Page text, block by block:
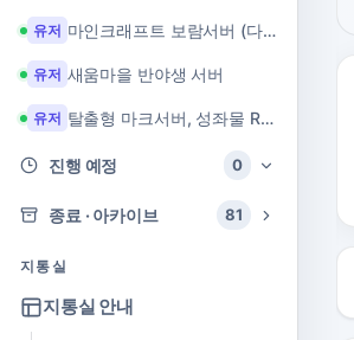
유저 마인크래프트 보람서버 (다이아 + 힐링 서버)
유저 새움마을 반야생 서버
유저 탈출형 마크서버, 성좌물 RPG 마크서버
진행 예정 0
종료 · 아카이브 81
지통실
지통실 안내